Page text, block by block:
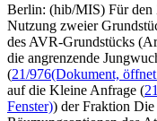
Berlin: (hib/MIS) Für den
Nutzung zweier
des AVR-Grundstücks
die angrenzende
(21/976(Dokument, öffnet
auf die Kleine Anfrage (
Fenster)) der Fraktion